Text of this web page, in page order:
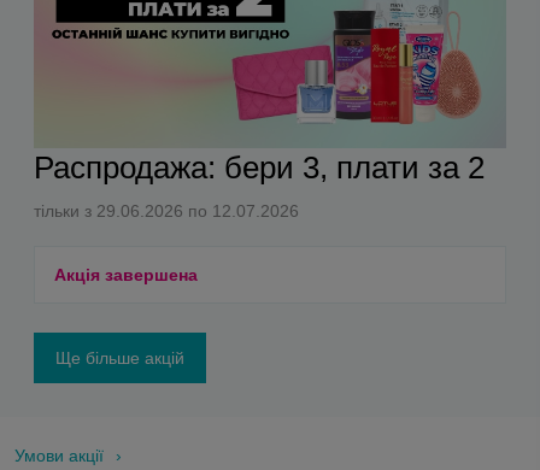
Распродажа: бери 3, плати за 2
тільки з 29.06.2026 по 12.07.2026
Акція завершена
Ще більше акцій
Умови акції